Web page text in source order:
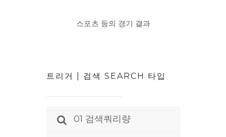
스포츠 등의 경기 결과
트리거 | 검색 SEARCH 타입
01 검색쿼리량